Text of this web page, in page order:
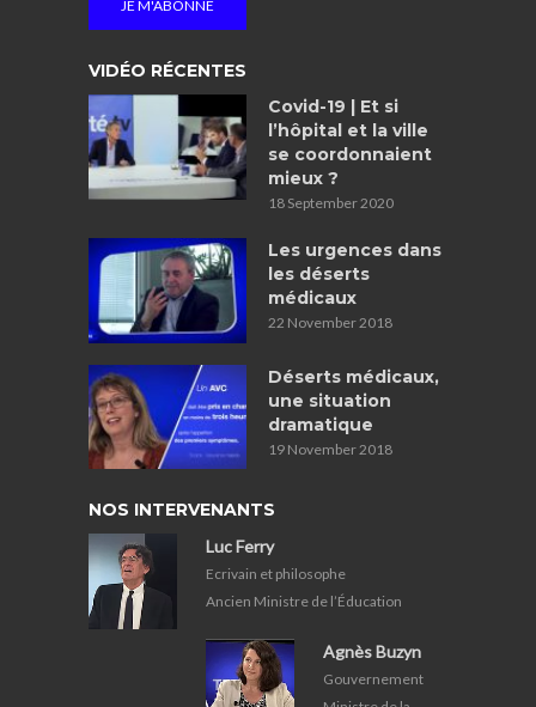
VIDÉO RÉCENTES
Covid-19 | Et si
l’hôpital et la ville
se coordonnaient
mieux ?
18 September 2020
Les urgences dans
les déserts
médicaux
22 November 2018
Déserts médicaux,
une situation
dramatique
19 November 2018
NOS INTERVENANTS
Luc Ferry
Ecrivain et philosophe
Ancien Ministre de l’Éducation
Agnès Buzyn
Gouvernement